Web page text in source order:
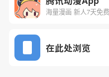
海量漫画 新人7天免
在此处浏览